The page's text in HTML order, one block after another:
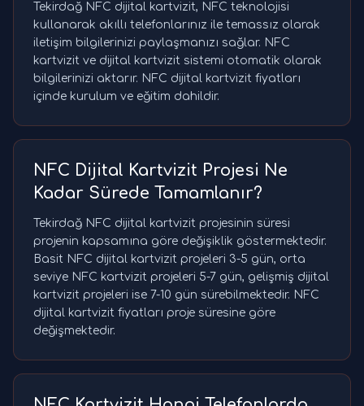
Tekirdağ NFC dijital kartvizit, NFC teknolojisi
kullanarak akıllı telefonlarınız ile temassız olarak
iletişim bilgilerinizi paylaşmanızı sağlar. NFC
kartvizit ve dijital kartvizit sistemi otomatik olarak
bilgilerinizi aktarır. NFC dijital kartvizit fiyatları
içinde kurulum ve eğitim dahildir.
NFC Dijital Kartvizit Projesi Ne
Kadar Sürede Tamamlanır?
Tekirdağ NFC dijital kartvizit projesinin süresi
projenin kapsamına göre değişiklik göstermektedir.
Basit NFC dijital kartvizit projeleri 3-5 gün, orta
seviye NFC kartvizit projeleri 5-7 gün, gelişmiş dijital
kartvizit projeleri ise 7-10 gün sürebilmektedir. NFC
dijital kartvizit fiyatları proje süresine göre
değişmektedir.